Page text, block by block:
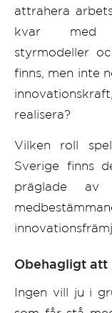
attrahera
kvar med
styrmodeller
finns, men inte
realisera?
Vilken roll
Sverige finns
präglade av
Obehagligt att
Ingen vill ju i